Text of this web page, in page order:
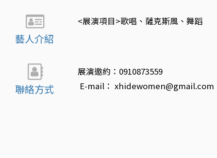
藝人介紹
<展演項目>歌唱、薩克斯風、舞蹈
聯絡方式
展演邀約：0910873559
E-mail： xhidewomen@gmail.com